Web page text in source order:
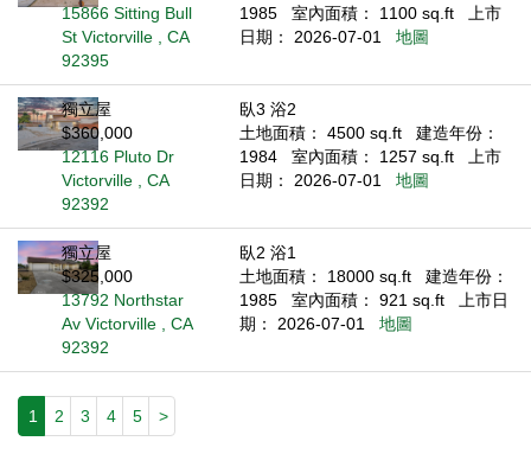
15866 Sitting Bull
St Victorville , CA
92395
1985
室內面積： 1100 sq.ft
上市
日期： 2026-07-01
地圖
獨立屋
$360,000
12116 Pluto Dr
Victorville , CA
92392
臥3 浴2
土地面積： 4500 sq.ft
建造年份：
1984
室內面積： 1257 sq.ft
上市
日期： 2026-07-01
地圖
獨立屋
$325,000
13792 Northstar
Av Victorville , CA
92392
臥2 浴1
土地面積： 18000 sq.ft
建造年份：
1985
室內面積： 921 sq.ft
上市日
期： 2026-07-01
地圖
1 2 3 4 5 >